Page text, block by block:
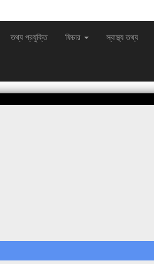
তথ্য প্রযুক্তি ফিচার স্বাস্থ্য তথ্য